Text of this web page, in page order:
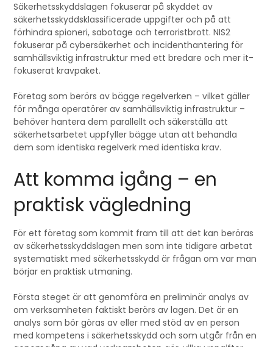
Säkerhetsskyddslagen fokuserar på skyddet av
säkerhetsskyddsklassificerade uppgifter och på att
förhindra spioneri, sabotage och terroristbrott. NIS2
fokuserar på cybersäkerhet och incidenthantering för
samhällsviktig infrastruktur med ett bredare och mer it-
fokuserat kravpaket.
Företag som berörs av bägge regelverken – vilket gäller
för många operatörer av samhällsviktig infrastruktur –
behöver hantera dem parallellt och säkerställa att
säkerhetsarbetet uppfyller bägge utan att behandla
dem som identiska regelverk med identiska krav.
Att komma igång – en
praktisk vägledning
För ett företag som kommit fram till att det kan beröras
av säkerhetsskyddslagen men som inte tidigare arbetat
systematiskt med säkerhetsskydd är frågan om var man
börjar en praktisk utmaning.
Första steget är att genomföra en preliminär analys av
om verksamheten faktiskt berörs av lagen. Det är en
analys som bör göras av eller med stöd av en person
med kompetens i säkerhetsskydd och som utgår från en